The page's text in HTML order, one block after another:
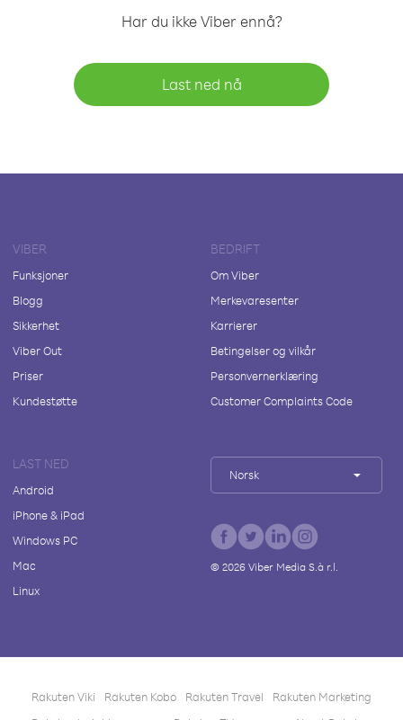
Har du ikke Viber ennå?
Last ned nå
VIBER
Funksjoner
Blogg
Sikkerhet
Viber Out
Priser
Kundestøtte
BEDRIFT
Om Viber
Merkevaresenter
Karrierer
Betingelser og vilkår
Personvernerklæring
Customer Complaints Code
LAST NED
Android
iPhone & iPad
Windows PC
Mac
Linux
Norsk
© 2026Viber Media S.à r.l.
Rakuten Viki Rakuten Kobo Rakuten Travel
Rakuten Marketing